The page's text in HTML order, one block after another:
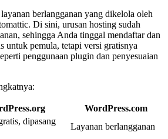
berlangganan yang dikelola oleh
Di sini, urusan hosting sudah
sehingga Anda tinggal mendaftar dan
untuk pemula, tetapi versi gratisnya
penggunaan plugin dan penyesuaian
WordPress.com
dipasang
Layanan berlangganan